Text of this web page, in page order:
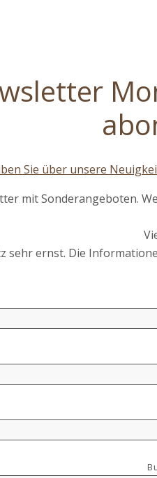
Sie über unsere
mit Sonderangeboten.
sehr ernst. Die